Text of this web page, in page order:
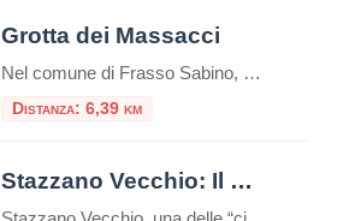
Grotta dei Massacci
Nel comune di Frasso Sabino, più precisamente ad Osteria Nuova si nasconde una tomba monumentale del II secolo, la Grotta dei Massacci.Il monumento, inglobato da un casale agricolo nel XVII secolo, si trova in un antico punto di sosta sulla consolare romana Salaria. La grotta è un grandioso monumento funerario dagli enormi blocchi di calcare […]
Distanza: 6,39 km
Stazzano Vecchio: Il borgo fantasma della Sabina